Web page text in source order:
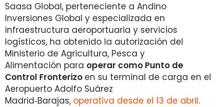
Saasa Global, perteneciente a Andino
Inversiones Global y especializada en
infraestructura aeroportuaria y servicios
logísticos, ha obtenido la autorización del
Ministerio de Agricultura, Pesca y
Alimentación para operar como Punto de
Control Fronterizo en su terminal de carga en el
Aeropuerto Adolfo Suárez
Madrid‑Barajas, operativa desde el 13 de abril.